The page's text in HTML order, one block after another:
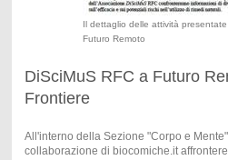
Il dettaglio delle attività
Futuro Remoto
DiSciMuS RFC a Futuro
Frontiere
All'interno della Sezione "Corpo e
collaborazione di biocomiche.it